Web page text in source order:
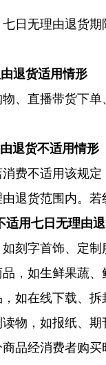
日无理由退货
退货适用情形
、直播带货下
退货不适用情形
费不适用该规
退货范围内。若
适用七日无理由退
刻字首饰、定制
，如生鲜果蔬、
如在线下载、拆
物，如报纸、期
品经消费者购买